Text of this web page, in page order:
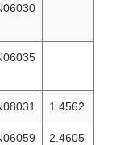
N06030
N06035
1.4562
N08031
2.4605
N06059